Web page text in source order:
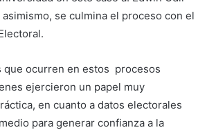
asimismo, se culmina el proceso con el
que ocurren en estos procesos
ejercieron un papel muy
en cuanto a datos electorales
para generar confianza a la